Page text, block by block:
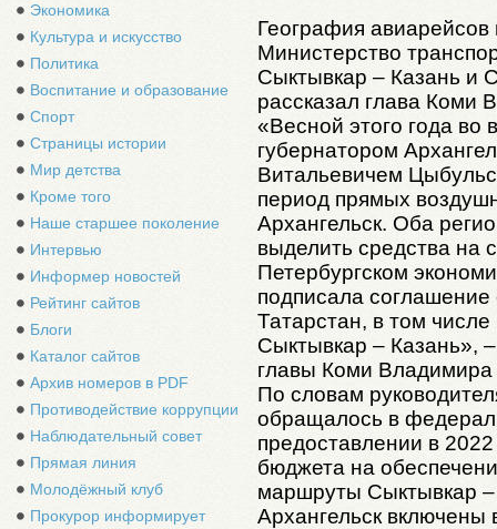
Экономика
Культура и искусство
Политика
Воспитание и образование
Спорт
Страницы истории
Мир детства
Кроме того
Наше старшее поколение
Интервью
Информер новостей
Рейтинг сайтов
Блоги
Каталог сайтов
Архив номеров в PDF
Противодействие коррупции
Наблюдательный совет
Прямая линия
Молодёжный клуб
Прокурор информирует
География
Министерство
Сыктывкар – Казань и
рассказал глава Коми
«Весной этого года во
губернатором
Витальевичем
период прямых
Архангельск. Оба
выделить средства на
Петербургском
подписала соглашение
Татарстан, в том
Сыктывкар – Казань»,
главы Коми
По словам
обращалось в
предоставлении в
бюджета на
маршруты Сыктывкар
Архангельск включены